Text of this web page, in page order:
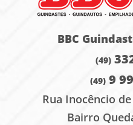
BBC
(49)
(49) 9
Rua Inocêncio
Bairro